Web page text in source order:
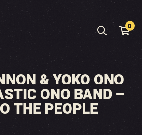
0
& YOKO ONO
ONO BAND –
THE PEOPLE